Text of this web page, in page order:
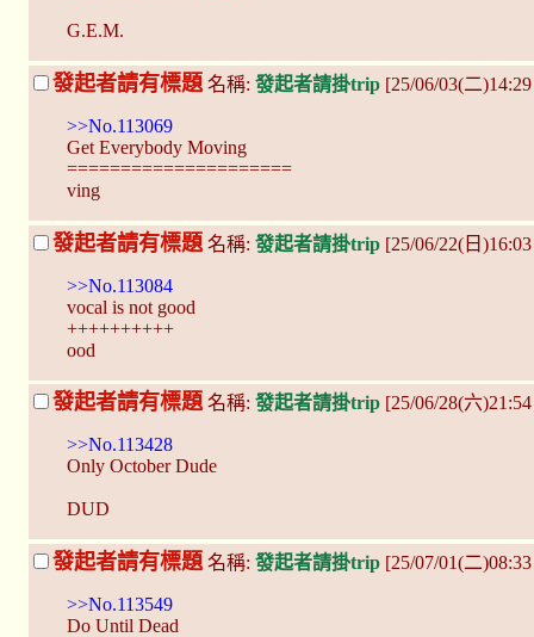
G.E.M.
發起者請有標題 名稱: 發起者請掛trip [25/06/03(二
>>No.113069
Get Everybody Moving
=====================
ving
發起者請有標題 名稱: 發起者請掛trip [25/06/22(日
>>No.113084
vocal is not good
++++++++++
ood
發起者請有標題 名稱: 發起者請掛trip [25/06/28(六
>>No.113428
Only October Dude
DUD
發起者請有標題 名稱: 發起者請掛trip [25/07/01(二
>>No.113549
Do Until Dead